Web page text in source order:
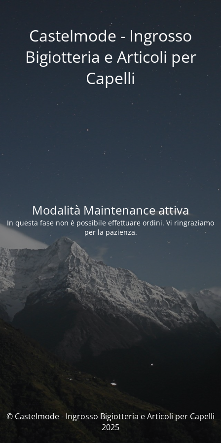
Castelmode - Ingrosso
Bigiotteria e Articoli per
Capelli
Modalità Maintenance attiva
In questa fase non è possibile effettuare ordini. Vi ringraziamo
per la pazienza.
© Castelmode - Ingrosso Bigiotteria e Articoli per Capelli
2025